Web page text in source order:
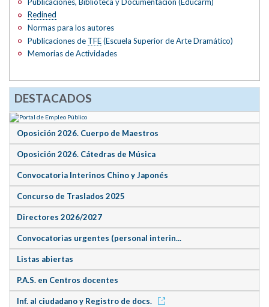
Redined
Normas para los autores
Publicaciones de TFE(Escuela Superior de Arte Dramático)
Memorias de Actividades
DESTACADOS
Oposición 2026. Cuerpo de Maestros
Oposición 2026. Cátedras de Música
Convocatoria Interinos Chino y Japonés
Concurso de Traslados 2025
Directores 2026/2027
Convocatorias urgentes (personal interin...
Listas abiertas
P.A.S. en Centros docentes
Inf. al ciudadano y Registro de docs.